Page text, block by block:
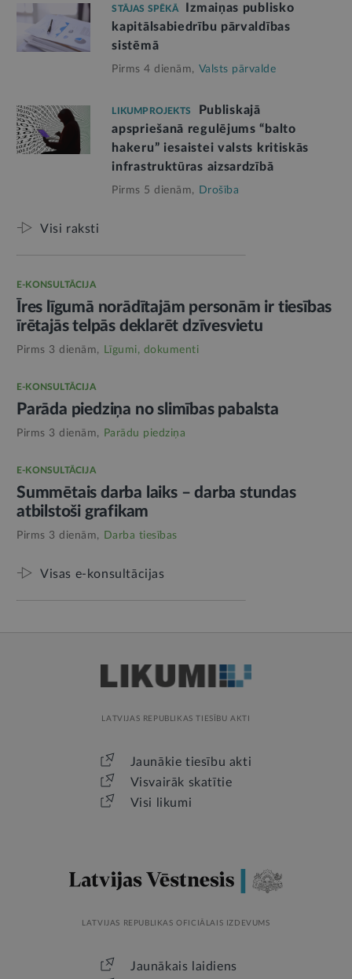
STĀJAS SPĒKĀ
Izmaiņas publisko
kapitālsabiedrību pārvaldības
sistēmā
Pirms 4 dienām, Valsts pārvalde
LIKUMPROJEKTS
Publiskajā
apspriešanā regulējums “balto
hakeru” iesaistei valsts kritiskās
infrastruktūras aizsardzībā
Pirms 5 dienām, Drošība
Visi raksti
E-KONSULTĀCIJA
Īres līgumā norādītajām personām ir tiesības
īrētajās telpās deklarēt dzīvesvietu
Pirms 3 dienām, Līgumi, dokumenti
E-KONSULTĀCIJA
Parāda piedziņa no slimības pabalsta
Pirms 3 dienām, Parādu piedziņa
E-KONSULTĀCIJA
Summētais darba laiks – darba stundas
atbilstoši grafikam
Pirms 3 dienām, Darba tiesības
Visas e-konsultācijas
LATVIJAS REPUBLIKAS TIESĪBU AKTI
Jaunākie tiesību akti
Visvairāk skatītie
Visi likumi
LATVIJAS REPUBLIKAS OFICIĀLAIS IZDEVUMS
Jaunākais laidiens